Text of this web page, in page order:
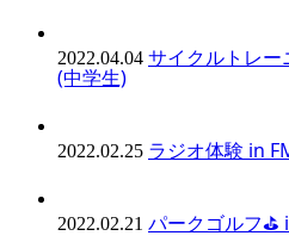
2022.04.04 サイクルトレー
(中学生)
2022.02.25 ラジオ体験 in
2022.02.21 パークゴルフ⛳️